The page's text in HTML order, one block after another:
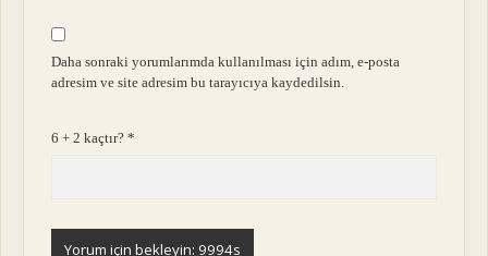
Daha sonraki yorumlarımda kullanılması için adım, e-posta
adresim ve site adresim bu tarayıcıya kaydedilsin.
6 + 2 kaçtır?*